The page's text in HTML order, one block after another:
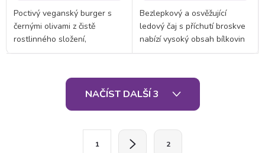
Poctivý veganský burger s
černými olivami z čistě
rostlinného složení,
nabušený bílkovinami a chutí,
vegetariána i masožravce -
prostě pro každého,...
Bezlepkový a osvěžující
ledový čaj s příchutí broskve
nabízí vysoký obsah bílkovin
a minimum sacharidů. Tento
řešením pro doplnění
proteinů ať už jste...
NAČÍST DALŠÍ 3
1 2